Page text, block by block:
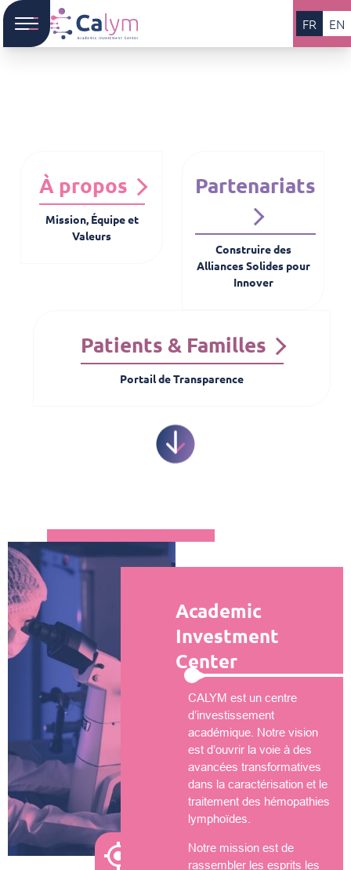
FR EN
À propos
Mission, Équipe et
Valeurs
Partenariats
Construire des
Alliances Solides pour
Innover
Patients & Familles
Portail de Transparence
Academic
Investment
Center
CALYM est un centre
d’investissement
académique. Notre vision
est d’ouvrir la voie à des
avancées transformatives
dans la caractérisation et le
traitement des hémopathies
lymphoïdes.
Notre mission est de
rassembler les esprits les